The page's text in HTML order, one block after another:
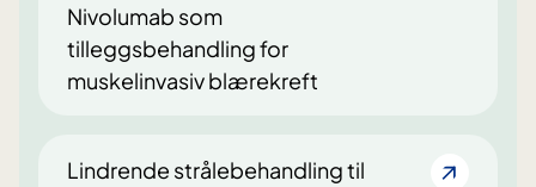
Nivolumab som
tilleggsbehandling for
muskelinvasiv blærekreft
Lindrende strålebehandling til